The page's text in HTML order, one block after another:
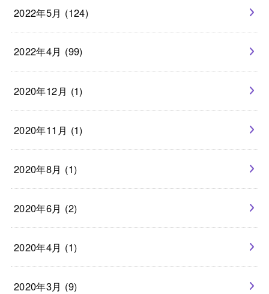
2022年5月 (124)
2022年4月 (99)
2020年12月 (1)
2020年11月 (1)
2020年8月 (1)
2020年6月 (2)
2020年4月 (1)
2020年3月 (9)